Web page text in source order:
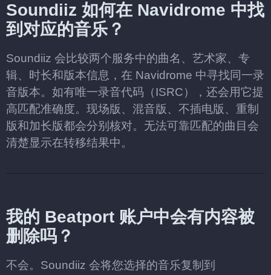
Soundiiz 如何在 Navidrome 中找
到对应的音乐？
Soundiiz 会比较两个服务中的曲名、艺术家、专
辑、时长和版本信息，在 Navidrome 中寻找同一录
音版本。如有唯一录音代码（ISRC），还会用它提
高匹配准确度。现场版、混音版、不插电版、重制
版和加长版都会分别核对。无法可靠匹配的曲目会
清楚显示在转移结果中。
我的 Beatport 账户中会有内容被
删除吗？
不会。Soundiiz 会将您选择的音乐复制到